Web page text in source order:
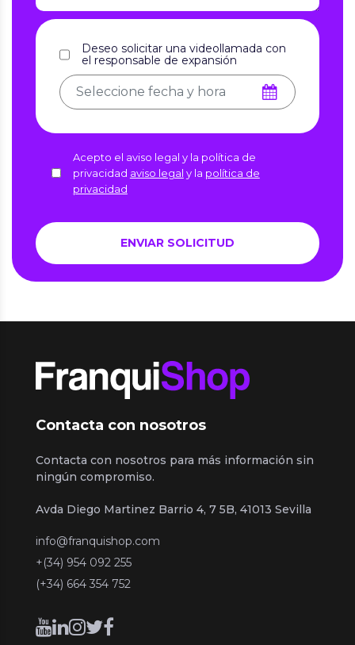
Deseo solicitar una videollamada con
el responsable de expansión
Acepto el aviso legal y la política de
privacidad aviso legal y la política de
privacidad
Contacta con nosotros
Contacta con nosotros para más información sin
ningún compromiso.
Avda Diego Martinez Barrio 4, 7 5B, 41013 Sevilla
info@franquishop.com
+(34) 954 092 255
(+34) 664 354 752